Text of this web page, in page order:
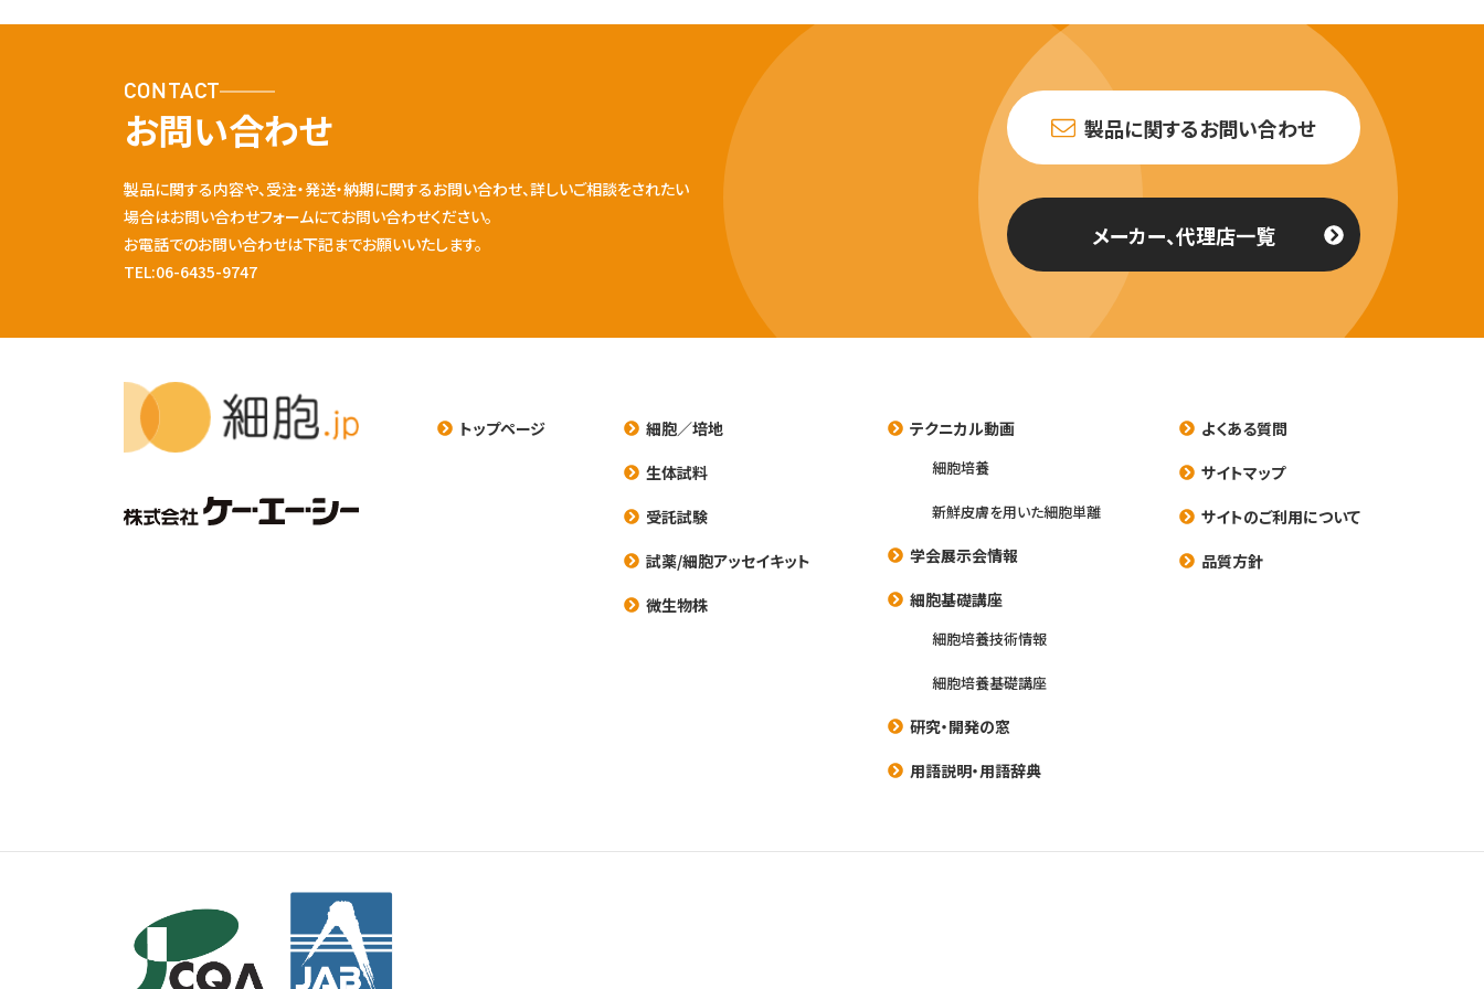
CONTACT
お問い合わせ
製品に関する内容や、受注・発送・納期に関するお問い合わせ、詳しいご相談をされたい
場合はお問い合わせフォームにてお問い合わせください。
お電話でのお問い合わせは下記までお願いいたします。
TEL:06-6435-9747
製品に関するお問い合わせ
メーカー、代理店一覧
トップページ
細胞／培地
生体試料
受託試験
試薬/細胞アッセイキット
微生物株
テクニカル動画
細胞培養
新鮮皮膚を用いた細胞単離
学会展示会情報
細胞基礎講座
細胞培養技術情報
細胞培養基礎講座
研究・開発の窓
用語説明・用語辞典
よくある質問
サイトマップ
サイトのご利用について
品質方針